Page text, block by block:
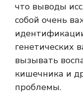
что выводы
собой очень
генетических
вызывать
кишечника и
проблемы.